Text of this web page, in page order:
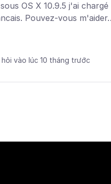
OS X 10.9.5 j'ai
Pouvez-vous
hỏi vào lúc 10 tháng trước